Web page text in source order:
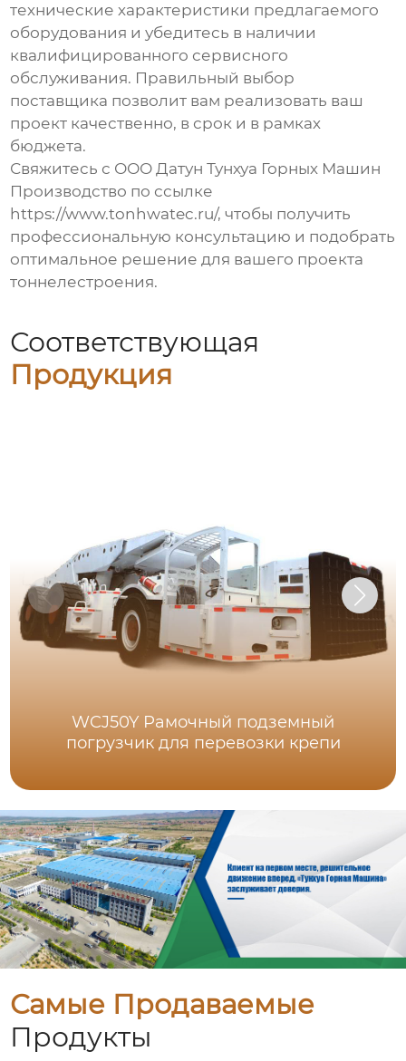
технические характеристики предлагаемого
оборудования и убедитесь в наличии
квалифицированного сервисного
обслуживания. Правильный выбор
поставщика позволит вам реализовать ваш
проект качественно, в срок и в рамках
бюджета.
Свяжитесь с ООО Датун Тунхуа Горных Машин
Производство по ссылке
https://www.tonhwatec.ru/, чтобы получить
профессиональную консультацию и подобрать
оптимальное решение для вашего проекта
тоннелестроения.
Соответствующая
Продукция
WCJ50Y Рамочный подземный
погрузчик для перевозки крепи
Самые Продаваемые
Продукты